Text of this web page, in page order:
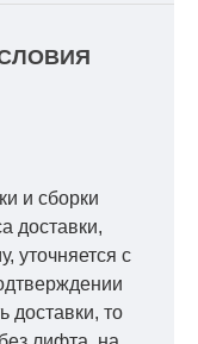
и сборки
доставки,
уточняется с
доставки, то